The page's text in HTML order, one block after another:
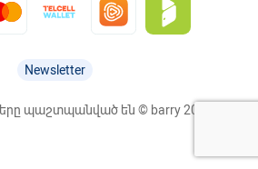
Newsletter
պաշտպանված են © barry 2026